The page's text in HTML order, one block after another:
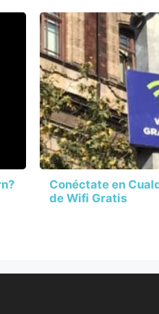
Conéctate en
de Wifi Gratis